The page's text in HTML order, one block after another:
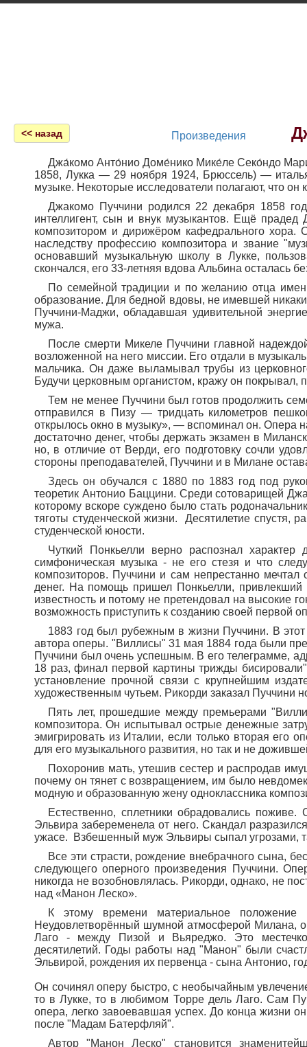
<< назад Произведения
Джа́комо Анто́нио Доме́нико Мике́ле Секо́ндо
1858, Лукка — 29 ноября 1924, Брюссель) —
музыке. Некоторые исследователи полагают, что
Джакомо Пуччини родился 22 декабря 1858
интеллигент, сын и внук музыкантов. Ещё
композитором и дирижёром кафедрального
наследству профессию композитора и звание
основавший музыкальную школу в Лукке,
скончался, его 33-летняя вдова Альбина осталась
По семейной традиции и по желанию отца
образование. Для бедной вдовы, не имевшей
Пуччини-Маджи, обладавшая удивительной
мужа.
После смерти Микеле Пуччини главной
возложенной на него миссии. Его отдали в
мальчика. Он даже выламывал трубы из
Будучи церковным органистом, кражу он покрывал,
Тем не менее Пуччини был готов продолжить
отправился в Пизу — тридцать километров
открылось окно в музыку», — вспоминал он. Опера
достаточно денег, чтобы держать экзамен в
но, в отличие от Верди, его подготовку сочли
стороны преподавателей, Пуччини и в Милане
Здесь он обучался с 1880 по 1883 год под
теоретик Антонио Баццини. Среди сотоварищей
которому вскоре суждено было стать
тяготы студенческой жизни.
Десятилетие спустя,
студенческой юности.
Чуткий Понкьелли верно распознал
симфоническая музыка - не его стезя и что
композиторов. Пуччини и сам непрестанно
денег. На помощь пришел Понкьелли, привлекший
известность и потому не претендовал на высокие
возможность приступить к созданию своей первой
1883 год был рубежным в жизни Пуччини. В
автора оперы. "Виллисы" 31 мая 1884 года были
Пуччини был очень успешным. В его телеграмме,
18 раз, финал первой картины трижды
установление прочной связи с крупнейшим
художественным чутьем. Рикорди заказал Пуччини
Пять лет, прошедшие между премьерами
композитора. Он испытывал острые денежные
эмигрировать из Италии, если только вторая
для его музыкального развития, но так и не
Похоронив мать, утешив сестер и распродав
почему он тянет с возвращением, им было
модную и образованную жену одноклассника
Естественно, сплетники обрадовались
Эльвира забеременела от него. Скандал
ужасе. Взбешенный муж Эльвиры сыпал угрозами,
Все эти страсти, рождение внебрачного сына,
следующего оперного произведения Пуччини.
никогда не возобновлялась. Рикорди, однако, не
над «Манон Леско».
К этому времени материальное
Неудовлетворённый шумной атмосферой Милана,
Лаго - между Пизой и Вьяреджо. Это
десятилетий. Годы работы над "Манон" были
Эльвирой, рождения их первенца - сына Антонио,
Он сочинял оперу быстро, с необычайным
то в Лукке, то в любимом Торре дель Лаго. Сам
опера, легко завоевавшая успех. До конца жизни
после "Мадам Батерфляй".
Автор "Манон Леско" становится